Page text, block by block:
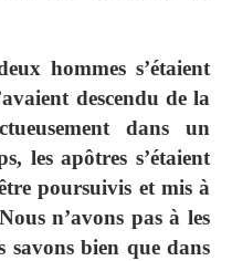
hommes s’étaient
descendu de la
dans un
les apôtres s’étaient
poursuivis et mis à
n’avons pas à les
savons bien que dans